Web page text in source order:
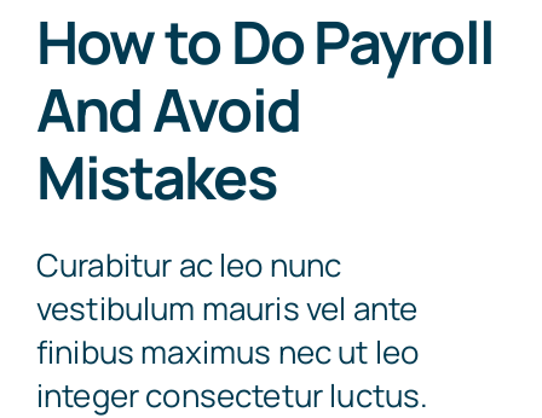
How to Do Payroll
And Avoid
Mistakes
Curabitur ac leo nunc
vestibulum mauris vel ante
finibus maximus nec ut leo
integer consectetur luctus.